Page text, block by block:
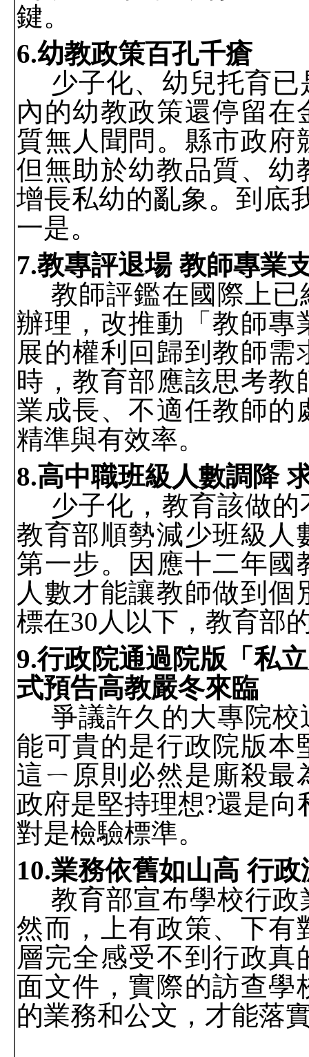
鍵。
6.幼教政策百孔千瘡
少子化、幼兒托育
內的幼教政策還停留
質無人聞問。縣市政府
但無助於幼教品質、幼
增長私幼的亂象。到底
一是。
7.教專評退場 教師專業
教師評鑑在國際上
辦理，改推動「教師專
展的權利回歸到教師
時，教育部應該思考
業成長、不適任教師的
精準與有效率。
8.高中職班級人數調降
少子化，教育該做
教育部順勢減少班級人
第一步。因應十二年國
人數才能讓教師做到
標在30 人以下，教育部
9.行政院通過院版「私
式預告高教嚴冬來臨
爭議許久的大專院
能可貴的是行政院版本
這ㄧ原則必然是廝殺最
政府是堅持理想?還是向
對是檢驗標準。
10.業務依舊如山高 行
教育部宣布學校行
然而，上有政策、下有
層完全感受不到行政
面文件，實際的訪查學
的業務和公文，才能落